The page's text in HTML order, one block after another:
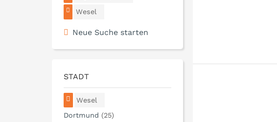
Wesel
Neue Suche starten
STADT
Wesel
Dortmund (25)